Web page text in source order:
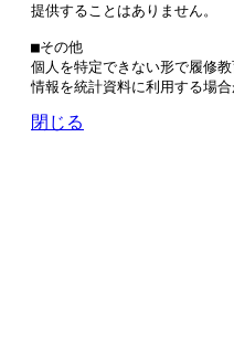
提供することはありません。
■その他
個人を特定できない形で履修
情報を統計資料に利用する場合
閉じる